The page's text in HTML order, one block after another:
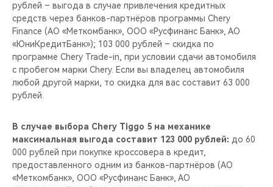
рублей – выгода в случае привлечения кредитных
средств через банков-партнёров программы Chery
Finance (АО «Меткомбанк», ООО «Русфинанс Банк», АО
«ЮниКредитБанк»); 103 000 рублей – скидка по
программе Chery Trade-in, при условии сдачи автомобиля
с пробегом марки Chery. Если вы владелец автомобиля
любой другой марки, то скидка для вас составит 63 000
рублей.
В случае выбора Chery Tiggo 5 на механике
максимальная выгода составит 123 000 рублей: до 60
000 рублей при покупке кроссовера в кредит,
предоставленного одним из банков-партнёров (АО
«Меткомбанк», ООО «Русфинанс Банк», АО